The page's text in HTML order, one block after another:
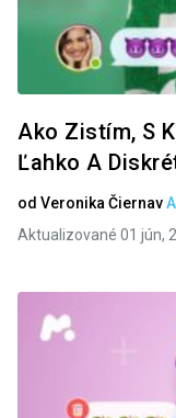
Ako Zistím, S
Ľahko A
od Veronika Čiernav
Aktualizované 01 jún,